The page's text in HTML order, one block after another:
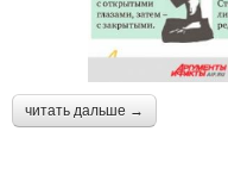
читать дальше →